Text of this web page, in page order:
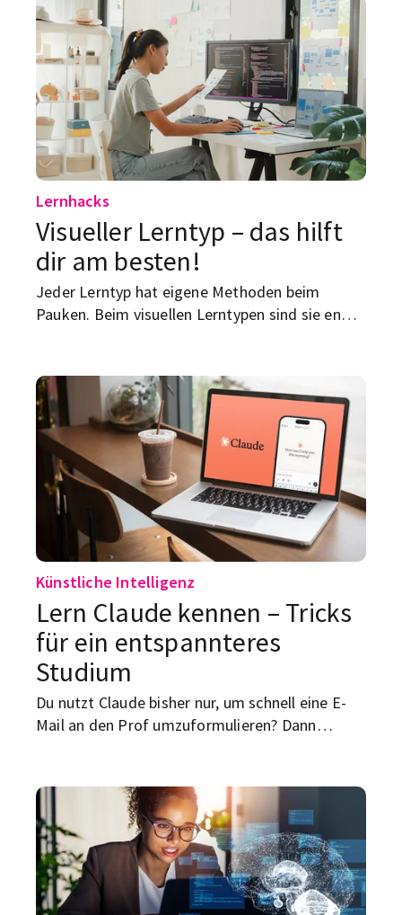
Lernhacks
Visueller Lerntyp – das hilft
dir am besten!
Jeder Lerntyp hat eigene Methoden beim
Pauken. Beim visuellen Lerntypen sind sie eng
Verinnerlichen?
Künstliche Intelligenz
Lern Claude kennen – Tricks
für ein entspannteres
Studium
Du nutzt Claude bisher nur, um schnell eine E-
Mail an den Prof umzuformulieren? Dann
hübsche Sätze bauen – und die spannendsten
Funktionen tauchen in keinem Erstsemester-
Ratgeber auf.